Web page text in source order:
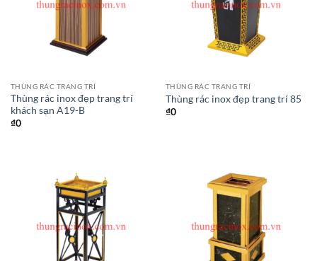
THÙNG RÁC TRANG TRÍ
Thùng rác inox đẹp trang trí
khách sạn A19-B
₫0
THÙNG RÁC TRANG TRÍ
Thùng rác inox đẹp trang trí 85
₫0